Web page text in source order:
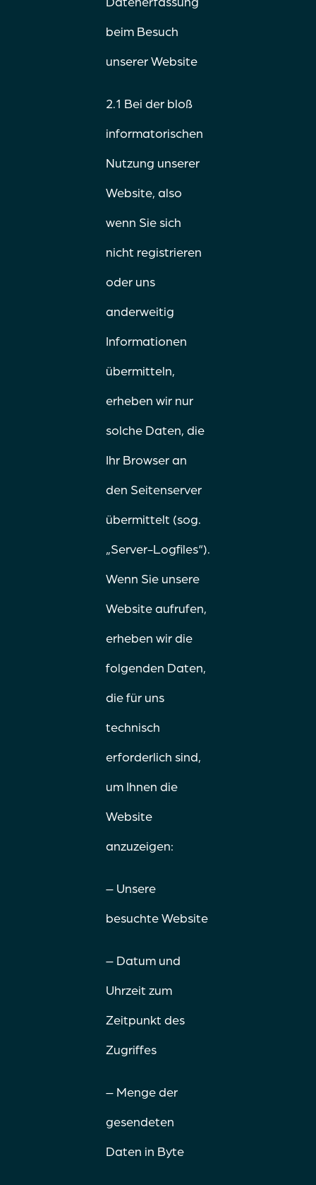
beim Besuch
unserer Website
2.1 Bei der bloß
informatorischen
Nutzung unserer
Website, also
wenn Sie sich
nicht registrieren
oder uns
anderweitig
Informationen
übermitteln,
erheben wir nur
solche Daten, die
Ihr Browser an
den Seitenserver
übermittelt (sog.
„Server-Logfiles“).
Wenn Sie unsere
Website aufrufen,
erheben wir die
folgenden Daten,
die für uns
technisch
erforderlich sind,
um Ihnen die
Website
anzuzeigen:
– Unsere
besuchte Website
– Datum und
Uhrzeit zum
Zeitpunkt des
Zugriffes
– Menge der
gesendeten
Daten in Byte